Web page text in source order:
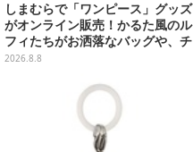
しまむらで「ワンピース」グッズ
がオンライン販売！かるた風のル
フィたちがお洒落なバッグや、チ
ョッパーが可愛いサンダルも
2026.8.8